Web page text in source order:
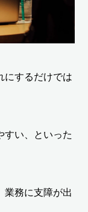
にするだけでは
すい、といった
業務に支障が出